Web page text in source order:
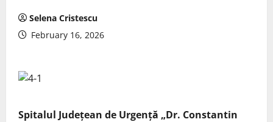
Selena Cristescu
February 16, 2026
Spitalul Județean de Urgență „Dr. Constantin